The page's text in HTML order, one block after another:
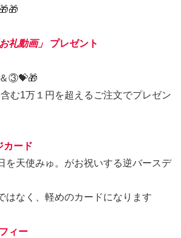
礼動画」 プレゼント
③💝🎁
む1万１円を超えるご注文でプレゼン
カード
天使みゅ。がお祝いする逆バースデ
なく、軽めのカードになります
ィー